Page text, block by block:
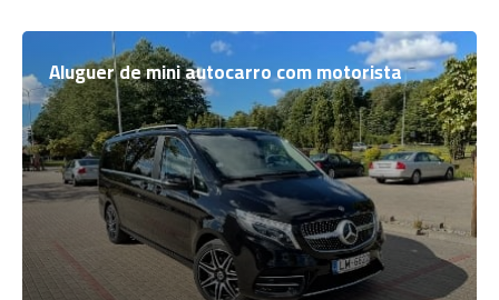
Aluguer de mini autocarro com motorista